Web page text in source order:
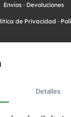
Envíos · Devoluciones
de Privacidad ·
Detalles